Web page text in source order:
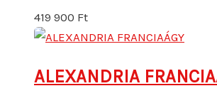
419 900 Ft
ALEXANDRIA